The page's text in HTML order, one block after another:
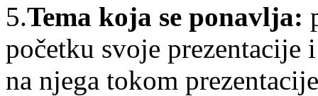
5.Tema koja se ponavlja:
početku svoje
na njega tokom